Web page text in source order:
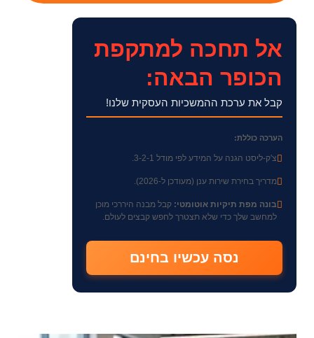
אל תחכה למתקפת
הכופר הבאה:
קבל את ערכת ההמשכיות העסקית שלנו!
הערכה כוללת:
צ'ק-ליסט הגנה על המידע לפי מודל 3-2-1.
מדריך בחירת שירות ענן (מעודכן ל-2026).
בונה מפת תיקיות אוטומטי: קבל מבנה היררכי מוכן
למחשב שלך כדי שלא תצטרך לחפש קבצים לעולם.
נסה עכשיו בחינם